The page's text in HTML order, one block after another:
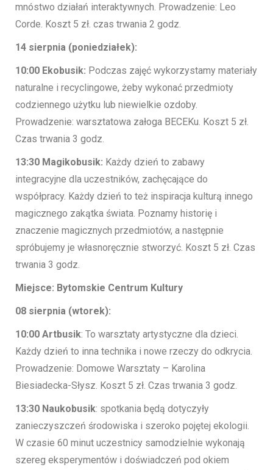
mnóstwo działań interaktywnych. Prowadzenie: Leo
Corde. Koszt 5 zł. czas trwania 2 godz.
14 sierpnia (poniedziałek):
10:00 Ekobusik: Podczas zajęć wykorzystamy materiały
naturalne i recyclingowe, żeby wykonać przedmioty
codziennego użytku lub niewielkie ozdoby.
Prowadzenie: warsztatowa załoga BECEKu. Koszt 5 zł.
Czas trwania 3 godz.
13:30 Magikobusik: Każdy dzień to zabawy
integracyjne dla uczestników, zachęcające do
współpracy. Każdy dzień to też inspiracja kulturą innego
magicznego zakątka świata. Poznamy historię i
znaczenie magicznych przedmiotów, a następnie
spróbujemy je własnoręcznie stworzyć. Koszt 5 zł. Czas
trwania 3 godz.
Miejsce: Bytomskie Centrum Kultury
08 sierpnia (wtorek):
10:00 Artbusik: To warsztaty artystyczne dla dzieci.
Każdy dzień to inna technika i nowe rzeczy do odkrycia.
Prowadzenie: Domowe Warsztaty – Karolina
Biesiadecka-Słysz. Koszt 5 zł. Czas trwania 3 godz.
13:30 Naukobusik: spotkania będą dotyczyły
zanieczyszczeń środowiska i szeroko pojętej ekologii.
W czasie 60 minut uczestnicy samodzielnie wykonają
szereg eksperymentów i doświadczeń pod okiem